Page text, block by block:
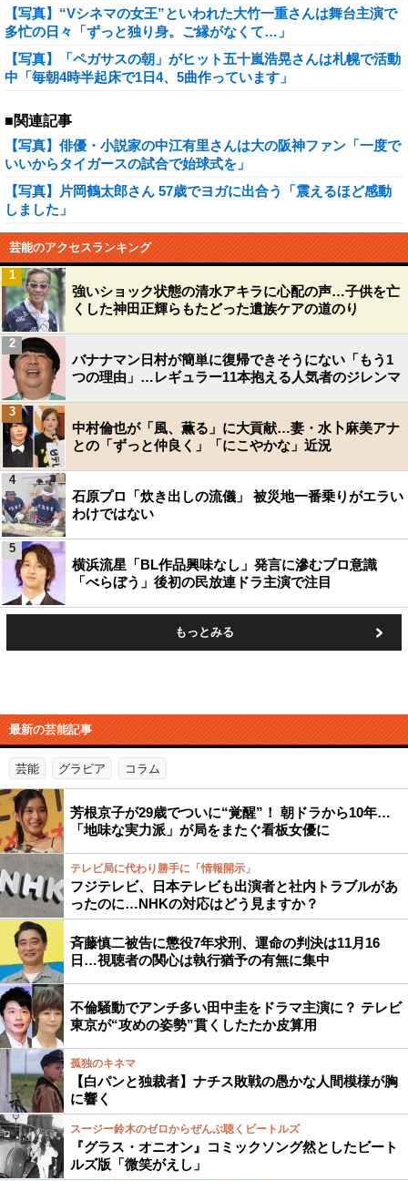
【写真】“Vシネマの女王”といわれた大竹一重さんは舞台主演で
多忙の日々「ずっと独り身。ご縁がなくて…」
【写真】「ペガサスの朝」がヒット五十嵐浩晃さんは札幌で活動
中「毎朝4時半起床で1日4、5曲作っています」
■関連記事
【写真】俳優・小説家の中江有里さんは大の阪神ファン「一度で
いいからタイガースの試合で始球式を」
【写真】片岡鶴太郎さん 57歳でヨガに出合う「震えるほど感動
しました」
芸能のアクセスランキング
強いショック状態の清水アキラに心配の声…子供を亡
くした神田正輝らもたどった遺族ケアの道のり
1
バナナマン日村が簡単に復帰できそうにない「もう1
つの理由」…レギュラー11本抱える人気者のジレンマ
2
中村倫也が「風、薫る」に大貢献…妻・水卜麻美アナ
との「ずっと仲良く」「にこやかな」近況
3
石原プロ「炊き出しの流儀」 被災地一番乗りがエラい
わけではない
4
横浜流星「BL作品興味なし」発言に滲むプロ意識
「べらぼう」後初の民放連ドラ主演で注目
5
もっとみる
最新の芸能記事
芸能 グラビア コラム
芳根京子が29歳でついに“覚醒”！ 朝ドラから10年…
「地味な実力派」が局をまたぐ看板女優に
テレビ局に代わり勝手に「情報開示」
フジテレビ、日本テレビも出演者と社内トラブルがあ
ったのに…NHKの対応はどう見ますか？
斉藤慎二被告に懲役7年求刑、運命の判決は11月16
日…視聴者の関心は執行猶予の有無に集中
不倫騒動でアンチ多い田中圭をドラマ主演に？ テレビ
東京が“攻めの姿勢”貫くしたたか皮算用
孤独のキネマ
【白パンと独裁者】ナチス敗戦の愚かな人間模様が胸
に響く
スージー鈴木のゼロからぜんぶ聴くビートルズ
『グラス・オニオン』コミックソング然としたビート
ルズ版「微笑がえし」